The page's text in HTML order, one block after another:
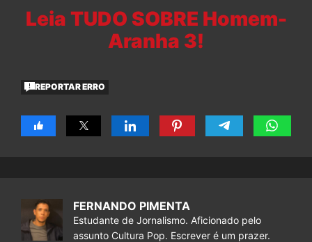
Leia TUDO SOBRE Homem-
Aranha 3!
REPORTAR ERRO
FERNANDO PIMENTA
Estudante de Jornalismo. Aficionado pelo
assunto Cultura Pop. Escrever é um prazer.